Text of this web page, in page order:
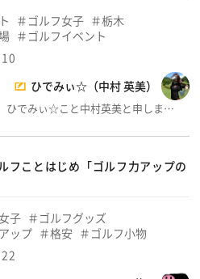
ゴルフ女子
栃木
ゴルフイベント
ひでみぃ☆（中村 英美）
ひでみぃ☆こと中村英美と申しま…
フことはじめ「ゴルフ力アップの
子
ゴルフグッズ
ップ
格安
ゴルフ小物